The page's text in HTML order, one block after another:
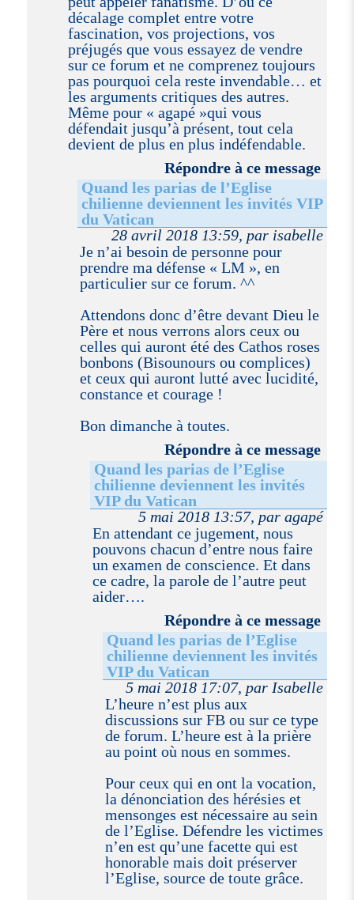
décalage complet entre votre
fascination, vos projections, vos
préjugés que vous essayez de vendre
sur ce forum et ne comprenez toujours
pas pourquoi cela reste invendable… et
les arguments critiques des autres.
Même pour « agapé »qui vous
défendait jusqu’à présent, tout cela
devient de plus en plus indéfendable.
Répondre à ce message
Quand les parias de l’Eglise
chilienne deviennent les invités VIP
du Vatican
28 avril 2018 13:59, par isabelle
Je n’ai besoin de personne pour
prendre ma défense « LM », en
particulier sur ce forum. ^^
Attendons donc d’être devant Dieu le
Père et nous verrons alors ceux ou
celles qui auront été des Cathos roses
bonbons (Bisounours ou complices)
et ceux qui auront lutté avec lucidité,
constance et courage !
Bon dimanche à toutes.
Répondre à ce message
Quand les parias de l’Eglise
chilienne deviennent les invités
VIP du Vatican
5 mai 2018 13:57, par agapé
En attendant ce jugement, nous
pouvons chacun d’entre nous faire
un examen de conscience. Et dans
ce cadre, la parole de l’autre peut
aider….
Répondre à ce message
Quand les parias de l’Eglise
chilienne deviennent les invités
VIP du Vatican
5 mai 2018 17:07, par Isabelle
L’heure n’est plus aux
discussions sur FB ou sur ce type
de forum. L’heure est à la prière
au point où nous en sommes.
Pour ceux qui en ont la vocation,
la dénonciation des hérésies et
mensonges est nécessaire au sein
de l’Eglise. Défendre les victimes
n’en est qu’une facette qui est
honorable mais doit préserver
l’Eglise, source de toute grâce.